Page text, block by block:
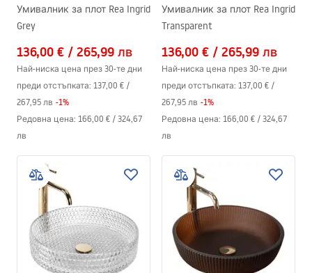
Умивалник за плот Rea Ingrid
Grey
136,00 € / 265,99 лв
Най-ниска цена през 30-те дни
преди отстъпката: 137,00 € /
267,95 лв -1%
Редовна цена: 166,00 € / 324,67
лв
Умивалник за плот Rea Ingrid
Transparent
136,00 € / 265,99 лв
Най-ниска цена през 30-те дни
преди отстъпката: 137,00 € /
267,95 лв -1%
Редовна цена: 166,00 € / 324,67
лв